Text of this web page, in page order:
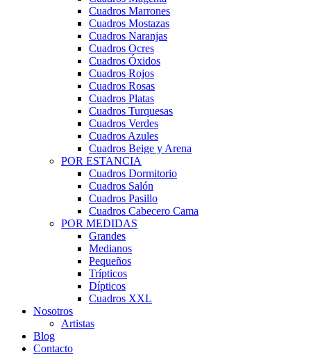
Cuadros Marrones
Cuadros Mostazas
Cuadros Naranjas
Cuadros Ocres
Cuadros Óxidos
Cuadros Rojos
Cuadros Rosas
Cuadros Platas
Cuadros Turquesas
Cuadros Verdes
Cuadros Azules
Cuadros Beige y Arena
POR ESTANCIA
Cuadros Dormitorio
Cuadros Salón
Cuadros Pasillo
Cuadros Cabecero Cama
POR MEDIDAS
Grandes
Medianos
Pequeños
Trípticos
Dípticos
Cuadros XXL
Nosotros
Artistas
Blog
Contacto